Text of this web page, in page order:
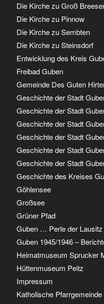
Die Kirche zu Groß
Die Kirche zu Pinnow
Die Kirche zu Sembten
Die Kirche zu Steinsdorf
Entwicklung des Kreis
Freibad Guben
Gemeinde Des Guten
Geschichte der Stadt
Geschichte der Stadt
Geschichte der Stadt
Geschichte der Stadt
Geschichte der Stadt
Geschichte der Stadt
Geschichte des Kreises
Göhlensee
Großsee
Grüner Pfad
Guben … Perle der Lausitz
Guben 1945/1946 –
Heimatmuseum Sprucker
Hüttenmuseum Peitz
Impressum
Katholische Pfarrgemeinde